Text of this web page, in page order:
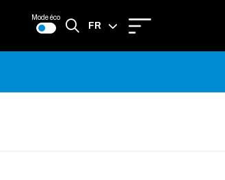
Mode éco
FR